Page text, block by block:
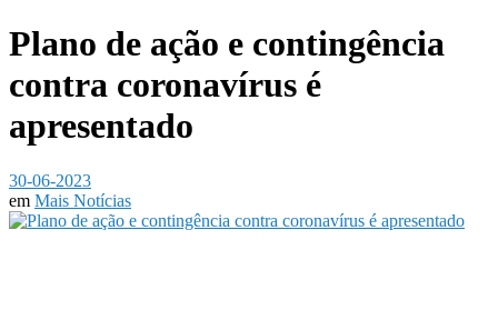
Plano de ação e contingência
contra coronavírus é
apresentado
30-06-2023
em Mais Notícias